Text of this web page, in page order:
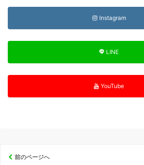
Instagram
LINE
YouTube
前のページへ